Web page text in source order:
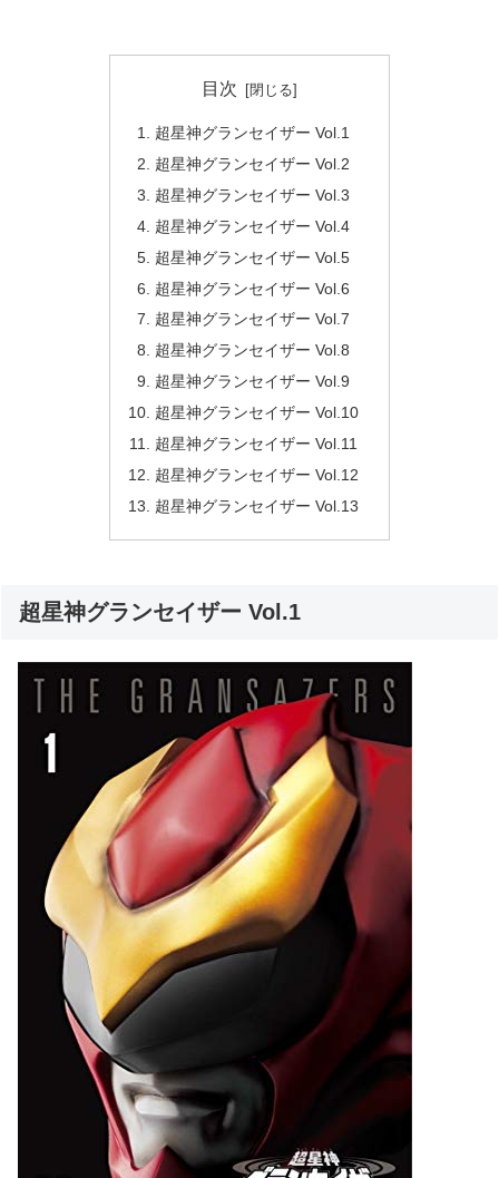
目次
超星神グランセイザー Vol.1
超星神グランセイザー Vol.2
超星神グランセイザー Vol.3
超星神グランセイザー Vol.4
超星神グランセイザー Vol.5
超星神グランセイザー Vol.6
超星神グランセイザー Vol.7
超星神グランセイザー Vol.8
超星神グランセイザー Vol.9
超星神グランセイザー Vol.10
超星神グランセイザー Vol.11
超星神グランセイザー Vol.12
超星神グランセイザー Vol.13
超星神グランセイザー Vol.1